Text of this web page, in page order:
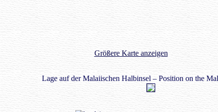
Größere Karte anzeigen
Lage auf der Malaiischen Halbinsel – Position on the